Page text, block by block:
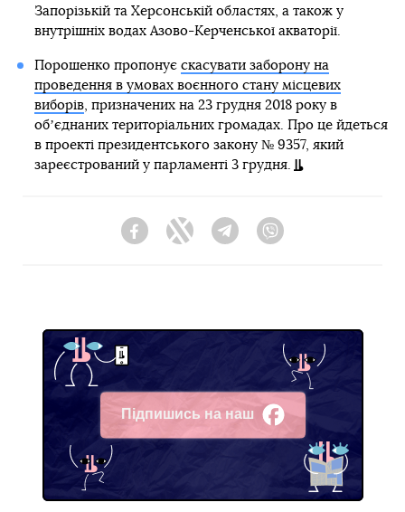
Запорізькій та Херсонській областях, а також у
внутрішніх водах Азово-Керченської акваторії.
Порошенко пропонує скасувати заборону на
проведення в умовах воєнного стану місцевих
виборів, призначених на 23 грудня 2018 року в
обʼєднаних територіальних громадах. Про це йдеться
в проекті президентського закону № 9357, який
зареєстрований у парламенті 3 грудня.
FacebookTwitter Telegram
Підпишись на наш
Facebook